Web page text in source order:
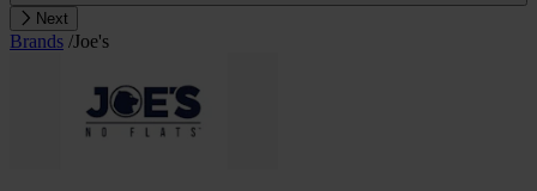
Next
Brands /Joe's